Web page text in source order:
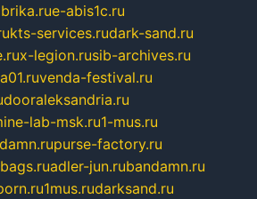
e-abis1c.ru
kts-services.rudark-sand.ru
x-legion.rusib-archives.ru
venda-festival.ru
dooraleksandria.ru
lab-msk.ru1-mus.ru
purse-factory.ru
adler-jun.rubandamn.ru
1mus.rudarksand.ru